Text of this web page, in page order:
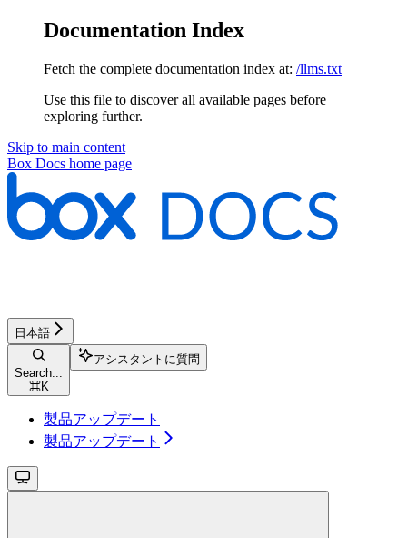
Documentation Index
Fetch the complete documentation index at: /llms.txt
Use this file to discover all available pages before
exploring further.
Skip to main content
Box Docs home page
日本語
Search...
⌘K
アシスタントに質問
製品アップデート
製品アップデート